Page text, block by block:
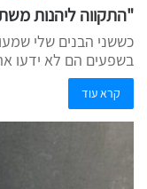
"התקווהליהנות
כששני הבנים שלי
בשפעים הם לא ידעו
קרא עוד